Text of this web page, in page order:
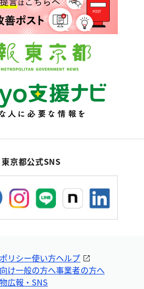
東京都公式SNS
リシー使い方ヘルプ
け一般の方へ事業者の方へ
広報・SNS